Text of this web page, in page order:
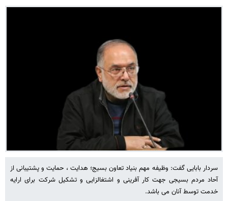
سردار بابایی گفت: وظیفه مهم بنیاد تعاون بسیج؛ هدایت ، حمایت و پشتیبانی از
آحاد مردم بسیجی جهت کار آفرینی و اشتغالزایی و تشکیل شرکت برای ارایه
خدمت توسط آنان می باشد.